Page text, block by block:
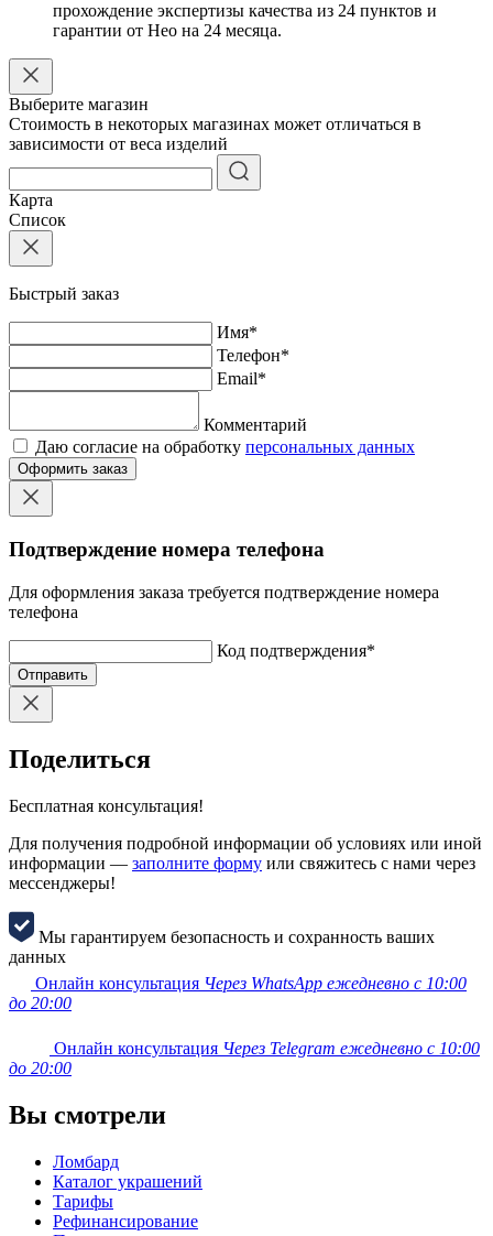
прохождение экспертизы качества из 24 пунктов и
гарантии от Нео на 24 месяца.
Выберите магазин
Стоимость в некоторых магазинах может отличаться в
зависимости от веса изделий
Карта
Список
Быстрый заказ
Имя*
Телефон*
Email*
Комментарий
Даю согласие на обработку персональных данных
Оформить заказ
Подтверждение номера телефона
Для оформления заказа требуется подтверждение номера
телефона
Код подтверждения*
Отправить
Поделиться
Бесплатная консультация!
Для получения подробной информации об условиях или иной
информации — заполните форму или свяжитесь с нами через
мессенджеры!
Мы гарантируем безопасность и сохранность ваших
данных
Онлайн консультация Через WhatsApp ежедневно с 10:00
до 20:00
Онлайн консультация Через Telegram ежедневно с 10:00
до 20:00
Вы смотрели
Ломбард
Каталог украшений
Тарифы
Рефинансирование